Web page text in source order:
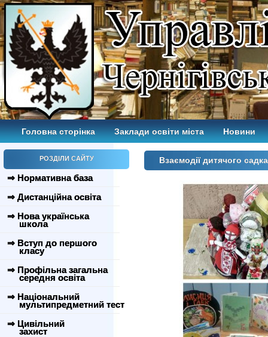
Головна сторінка Заклади освіти міста Новини
РОЗДІЛИ САЙТУ
⇒ Нормативна база
⇒ Дистанційна освіта
⇒ Нова українська
школа
⇒ Вступ до першого
класу
⇒ Профільна загальна
середня освіта
⇒ Національний
мультипредметний тест
⇒ Цивільний
захист
Взаємодії дитячого